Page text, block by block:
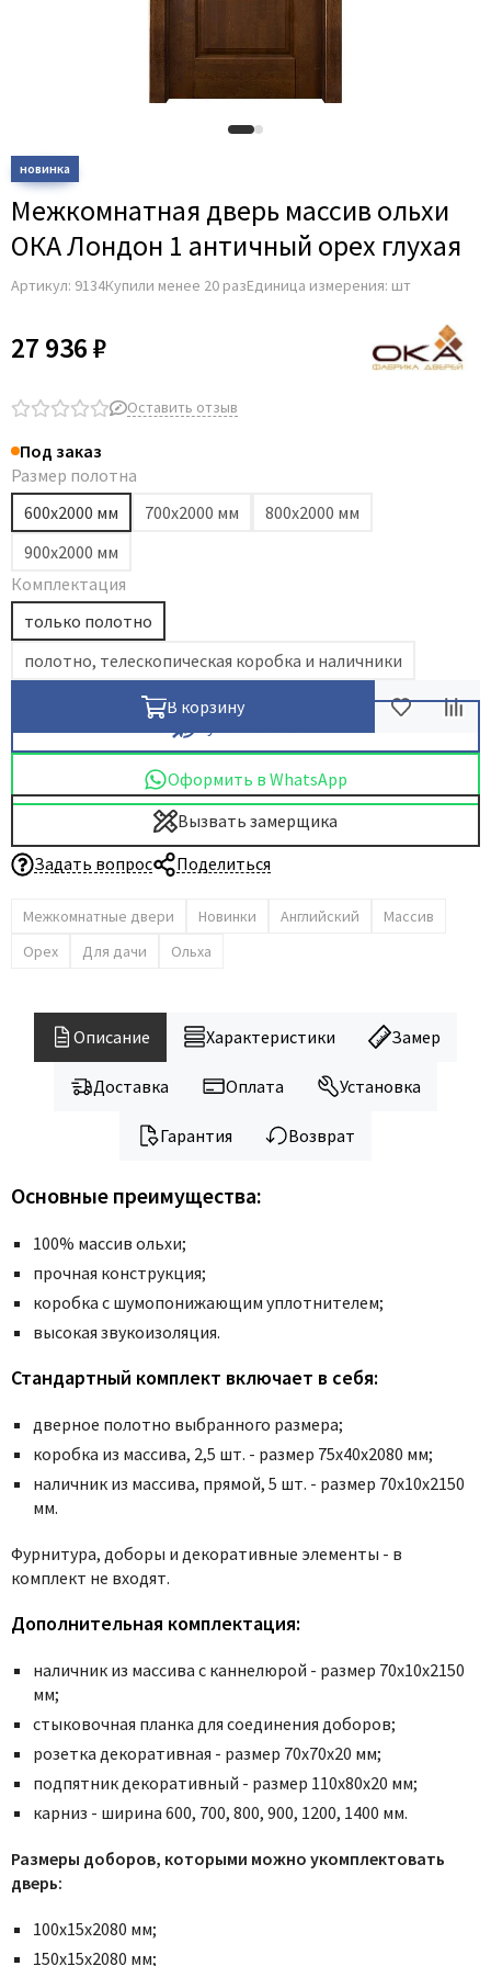
Alvero
Archie
Armadillo
Aurum Doors
Belwooddoors
Brandoors
Comit
Covali
Dircode
Eclisse
El Porta
Fantom
Fimet
GlassTur
HSU
Krona Koblenz
Komfort Doors
LiGa
Line Doors
Lockstyle
Ofram
Optima Porte
Oro - Oro
Porta Di Parma
Portika
Poseidon
Profil Doors
Protector
Torex
Tupai
Venezia Unique
Viporte
Межкомнатная дверь массив ольхи
ОКА Лондон 1 античный орех глухая
Артикул: 9134Купили менее 20 разЕдиница измерения: шт
27 936 ₽
Оставить отзыв
Под заказ
Размер полотна
600х2000 мм
700х2000 мм
800х2000 мм
900х2000 мм
Комплектация
только полотно
полотно, телескопическая коробка и наличники
В корзину
Оформить в WhatsApp
Вызвать замерщика
Задать вопрос
Поделиться
Межкомнатные двери Новинки Английский
Массив
Орех
Для дачи Ольха
Описание Характеристики Замер
Доставка Оплата Установка
Гарантия Возврат
Основные преимущества:
100% массив ольхи;
прочная конструкция;
коробка с шумопонижающим уплотнителем;
высокая звукоизоляция.
Стандартный комплект включает в себя:
дверное полотно выбранного размера;
коробка из массива, 2,5 шт. - размер 75x40x2080 мм;
наличник из массива, прямой, 5 шт. - размер 70x10x2150
мм.
Фурнитура, доборы и декоративные элементы - в
комплект не входят.
Дополнительная комплектация:
наличник из массива с каннелюрой - размер 70х10х2150
мм;
стыковочная планка для соединения доборов;
розетка декоративная - размер 70х70х20 мм;
подпятник декоративный - размер 110х80х20 мм;
карниз - ширина 600, 700, 800, 900, 1200, 1400 мм.
Размеры доборов, которыми можно укомплектовать
дверь:
100х15х2080 мм;
150х15х2080 мм;